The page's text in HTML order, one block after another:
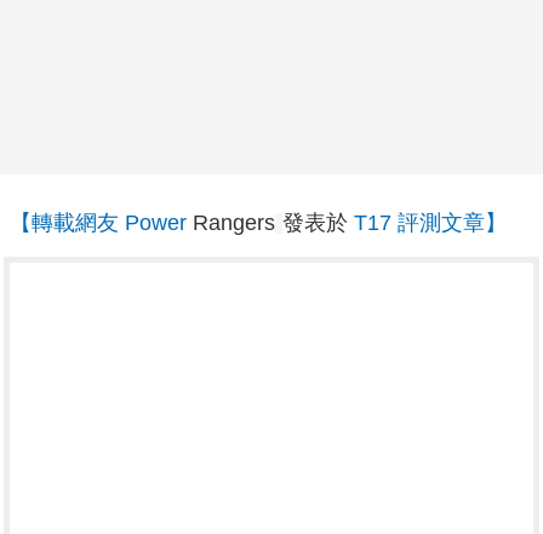
【轉載網友 Power Rangers 發表於 T17 評測文章】